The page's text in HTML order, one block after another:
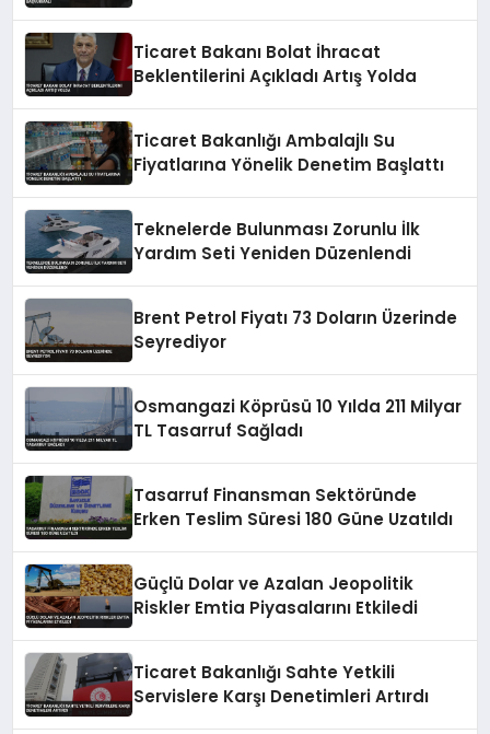
Ticaret Bakanı Bolat İhracat
Beklentilerini Açıkladı Artış Yolda
Ticaret Bakanlığı Ambalajlı Su
Fiyatlarına Yönelik Denetim Başlattı
Teknelerde Bulunması Zorunlu İlk
Yardım Seti Yeniden Düzenlendi
Brent Petrol Fiyatı 73 Doların Üzerinde
Seyrediyor
Osmangazi Köprüsü 10 Yılda 211 Milyar
TL Tasarruf Sağladı
Tasarruf Finansman Sektöründe
Erken Teslim Süresi 180 Güne Uzatıldı
Güçlü Dolar ve Azalan Jeopolitik
Riskler Emtia Piyasalarını Etkiledi
Ticaret Bakanlığı Sahte Yetkili
Servislere Karşı Denetimleri Artırdı